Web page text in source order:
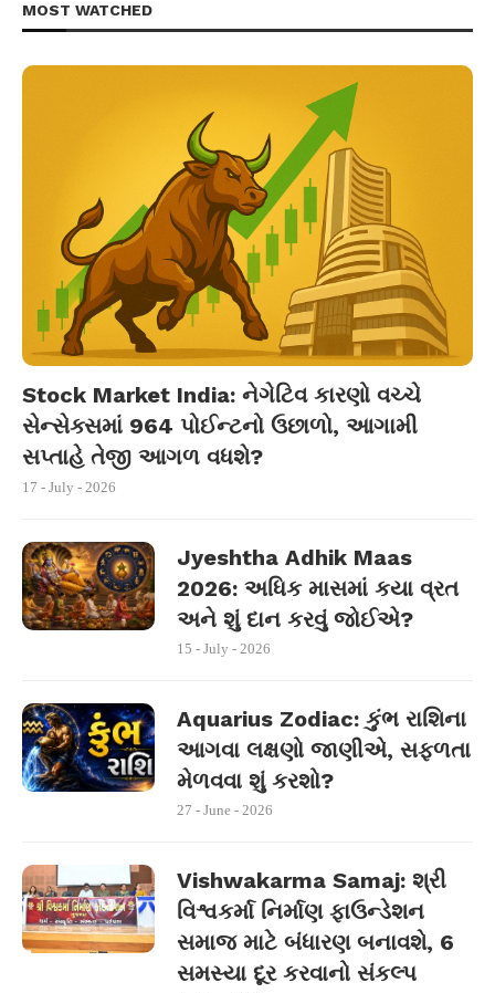
MOST WATCHED
Stock Market India: નેગેટિવ કારણો વચ્ચે
સેન્સેક્સમાં 964 પોઈન્ટનો ઉછાળો, આગામી
સપ્તાહે તેજી આગળ વધશે?
17 - July - 2026
Jyeshtha Adhik Maas
2026: અધિક માસમાં કયા વ્રત
અને શું દાન કરવું જોઈએ?
15 - July - 2026
Aquarius Zodiac: કુંભ રાશિના
આગવા લક્ષણો જાણીએ, સફળતા
મેળવવા શું કરશો?
27 - June - 2026
Vishwakarma Samaj: શ્રી
વિશ્વકર્મા નિર્માણ ફાઉન્ડેશન
સમાજ માટે બંધારણ બનાવશે, 6
સમસ્યા દૂર કરવાનો સંકલ્પ